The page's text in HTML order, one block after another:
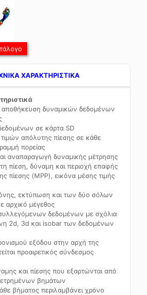
ΧΑΡΑΚΤΗΡΙΣΤΙΚΑ
αποθήκευση δυναμικών δεδομένων
σε κάρτα SD
απόλυτης πίεσης σε κάθε
πορείας
αναπαραγωγή δυναμικής μέτρησης
πίεση, δύναμη και περιοχή επαφής
πίεσης (MPP), εικόνα μέσης τιμής
εκτύπωση και των δύο σόλων
αρχικό μέγεθος
δεδομένων με σχόλια
2d, 3d και isobar των δεδομένων
εξόδου στην αρχή της
προαιρετικός σύνδεσμος
και πίεσης που εξαρτώνται από
βημάτων
βήματος περιλαμβάνει χρόνο